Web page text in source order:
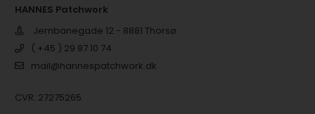
HANNES Patchwork
Jernbanegade 12 - 8881 Thorsø
( +45 ) 29 87 10 74
mail@hannespatchwork.dk
CVR: 27275265